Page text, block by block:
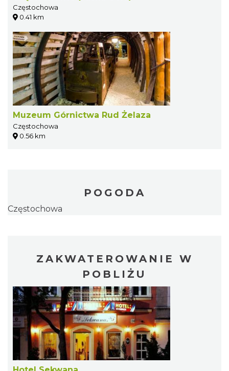
Częstochowa
0.41 km
Muzeum Górnictwa Rud Żelaza
Częstochowa
0.56 km
POGODA
Częstochowa
ZAKWATEROWANIE W
POBLIŻU